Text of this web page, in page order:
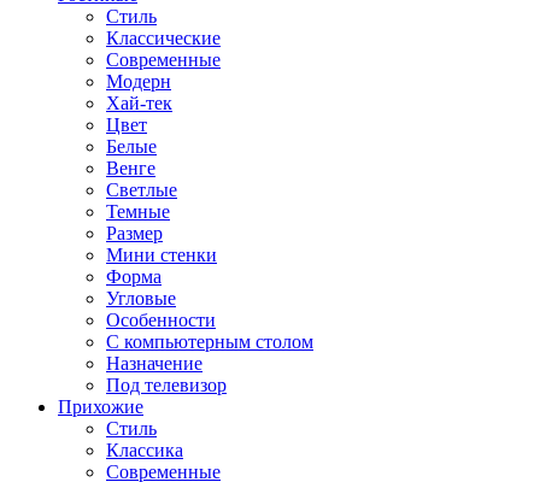
Стиль
Классические
Современные
Модерн
Хай-тек
Цвет
Белые
Венге
Светлые
Темные
Размер
Мини стенки
Форма
Угловые
Особенности
С компьютерным столом
Назначение
Под телевизор
Прихожие
Стиль
Классика
Современные